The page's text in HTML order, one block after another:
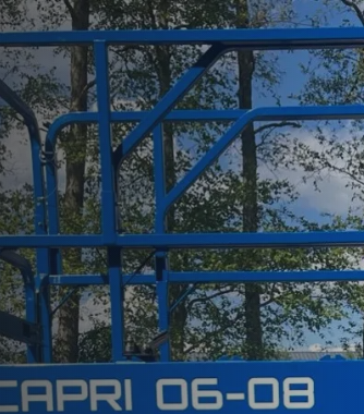
tot Texel
Capri 06-08 door
BV